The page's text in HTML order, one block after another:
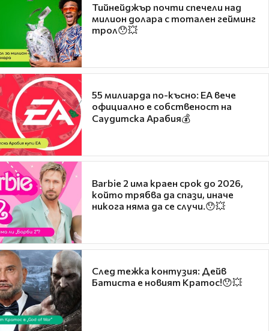
Тийнейджър почти спечели над
милион долара с тотален гейминг
трол😯💥
55 милиарда по-късно: EA вече
официално е собственост на
Саудитска Арабия💰
Barbie 2 има краен срок до 2026,
който трябва да спази, иначе
никога няма да се случи.😯💥
След тежка контузия: Дейв
Батиста е новият Кратос!😯💥